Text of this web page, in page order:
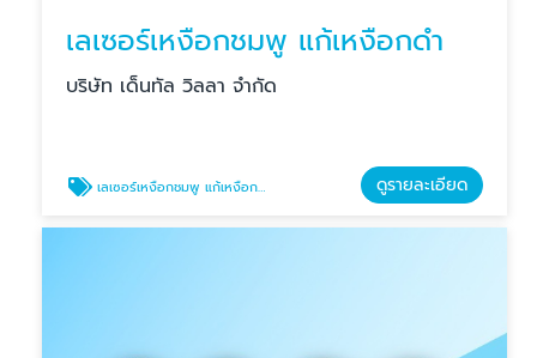
เลเซอร์เหงือกชมพู แก้เหงือกดำ
บริษัท เด็นทัล วิลลา จำกัด
เลเซอร์เหงือกชมพู แก้เหงือกดำ บางแสน ดูรายละเอียด